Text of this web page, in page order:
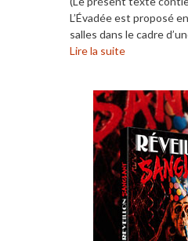
L’Évadée est proposé
salles dans le cadre
Lire la suite